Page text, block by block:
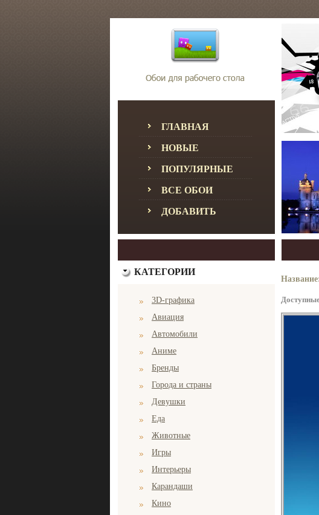
ГЛАВНАЯ
НОВЫЕ
ПОПУЛЯРНЫЕ
ВСЕ ОБОИ
ДОБАВИТЬ
КАТЕГОРИИ
3D-графика
Авиация
Автомобили
Аниме
Бренды
Города и страны
Девушки
Еда
Животные
Игры
Интерьеры
Карандаши
Кино